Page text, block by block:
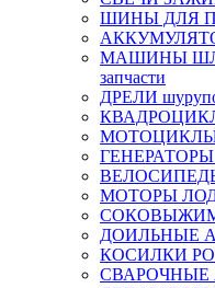
ШИНЫ ДЛЯ
МАШИНЫ
запчасти
ДРЕЛИ
МОТОЦИКЛЫ-
ГЕНЕРАТОРЫ
МОТОРЫ
ДОИЛЬНЫЕ
КОСИЛКИ
СВАРОЧНЫЕ